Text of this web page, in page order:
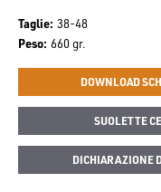
Taglie 38-48
Peso 660 gr.
DOWNLOAD
SUOLETTE
DICHIARAZIONE